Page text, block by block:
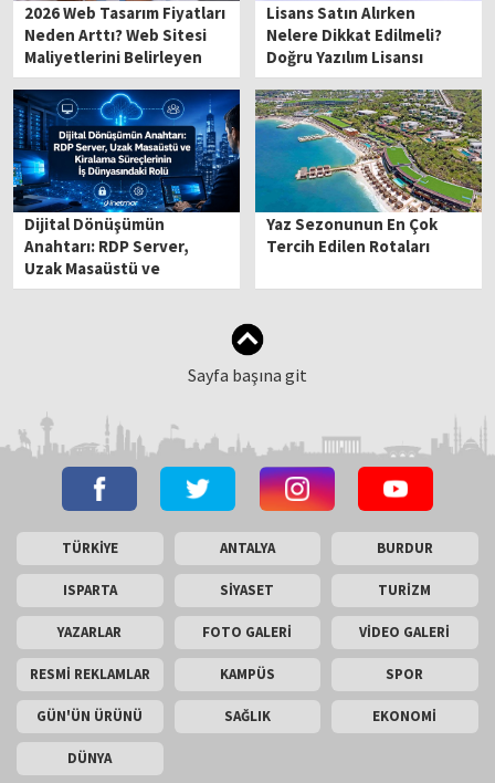
2026 Web Tasarım Fiyatları
Neden Arttı? Web Sitesi
Maliyetlerini Belirleyen
Kritik Unsurlar
Lisans Satın Alırken
Nelere Dikkat Edilmeli?
Doğru Yazılım Lisansı
Seçme Rehberi
Dijital Dönüşümün
Anahtarı: RDP Server,
Uzak Masaüstü ve
Kiralama Süreçlerinin İş
Yaz Sezonunun En Çok
Tercih Edilen Rotaları
Sayfa başına git
TÜRKİYE ANTALYA BURDUR
ISPARTA SİYASET TURİZM
YAZARLAR FOTO GALERİ VİDEO GALERİ
RESMİ REKLAMLAR KAMPÜS SPOR
GÜN'ÜN ÜRÜNÜ SAĞLIK EKONOMİ
DÜNYA